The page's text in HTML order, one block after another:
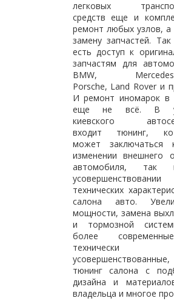
легковых
средств еще и
ремонт любых узлов, а
замену запчастей.
есть доступ к
запчастям для
BMW, Mercedes-
Porsche, Land Rover и
И ремонт иномарок в
еще не всё. В
киевского
входит тюнинг,
может заключаться
изменении внешнего
автомобиля,
усовершенствовании
технических
салона авто.
мощности, замена
и тормозной
более
технически
усовершенствованные,
тюнинг салона с
дизайна и
владельца и многое